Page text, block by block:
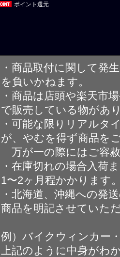
ポイント還元
・商品取付に関して発
を負いかねます。
・商品は店頭や楽天市
で販売している物があ
・可能な限りリアルタ
が、やむを得ず商品を
万が一の際にはご容
・在庫切れの場合入荷
1〜2ヶ月程かかります
・北海道、沖縄への発
商品を明記させていた
例）バイクウィンカー
上記のように中身がわ